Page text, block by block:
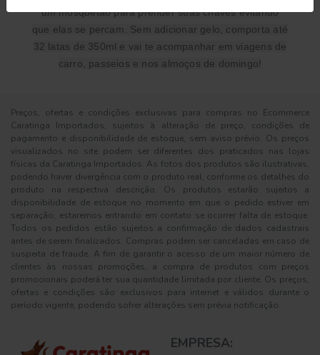
um mosquetão para prender suas chaves evitando
que elas se percam. Sem adicionar gelo, comporta até
32 latas de 350ml e vai te acompanhar em viagens de
carro, passeios e nos almoços de domingo!
Preços, ofertas e condições exclusivas para compras no Ecommerce
Caratinga Importados, sujeitos à alteração de preço, condições de
pagamento e disponibilidade de estoque, sem aviso prévio. Os preços
visualizados no site podem ser diferentes dos praticados nas lojas
físicas da Caratinga Importados. As fotos dos produtos são ilustrativas,
podendo haver divergência com o produto real, conforme os detalhes do
produto na respectiva descrição. Os produtos estarão sujeitos a
disponibilidade de estoque no momento em que o pedido estiver em
separação, estaremos entrando em contato se ocorrer falta de estoque.
Todos os pedidos estão sujeitos a confirmação de dados cadastrais
antes de serem finalizados. Compras podem ser canceladas em caso de
suspeita de fraude. A fim de garantir o acesso de um maior número de
clientes às nossas promoções, a compra de produtos com preços
promocionais poderá ter sua quantidade limitada por cliente. Os preços,
ofertas e condições são exclusivos para internet e válidos durante o
período vigente, podendo sofrer alterações sem prévia notificação.
EMPRESA: